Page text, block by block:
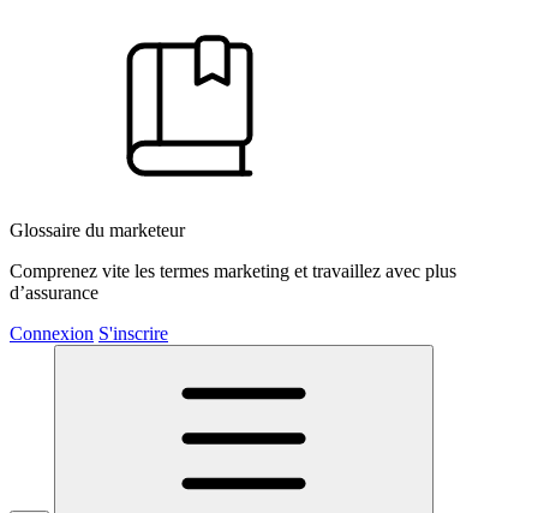
Glossaire du marketeur
Comprenez vite les termes marketing et travaillez avec plus
d’assurance
Connexion S'inscrire